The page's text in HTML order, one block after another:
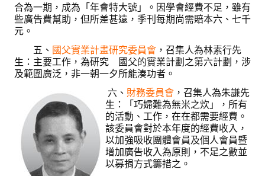
合為一期，成為「年會特大號」。因學會經費不足，雖有
些廣告費幫助，但所差甚遠，季刊每期尚需賠本六、七千
元。
五、 國父實業計畫研究委員會 ，召集人為林素行先
生：主要工作，為研究 國父的實業計劃之第六計劃，涉
及範圍廣泛，非一朝一夕所能湊功者。
六、 財務委員會 ，召集人為朱謙先
生：「巧婦難為無米之炊」，所有
的活動、工作，在在都需要經費。
該委員會對於本年度的經費收入，
以加強吸收團體會員及個人會員暨
增加廣告收入為原則，不足之數並
以募捐方式籌措之。